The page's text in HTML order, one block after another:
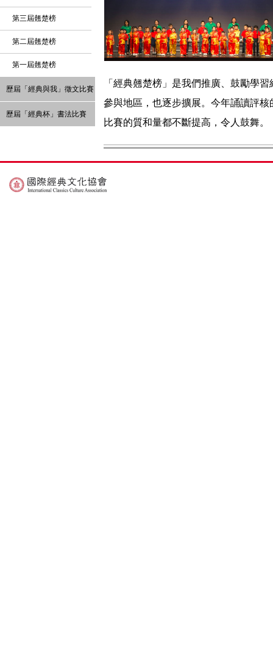
第三屆翹楚榜
第二屆翹楚榜
第一屆翹楚榜
歷屆「經典與我」徵文比賽
歷屆「經典杯」書法比賽
「經典翹楚榜」是我們推廣、鼓勵學
參與地區，也逐步擴展。今年誦讀評
比賽的質和量都不斷提高，令人鼓舞。